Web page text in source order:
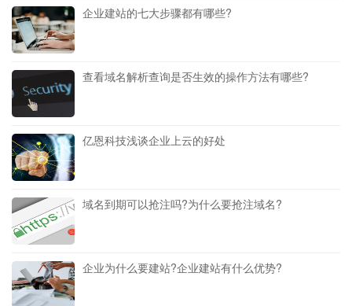
企业建站的七大步骤都有哪些?
查看域名解析查询是否生效的操作方法有哪些?
亿恩科技浅谈企业上云的好处
域名到期可以抢注吗?为什么要抢注域名?
企业为什么要建站?企业建站有什么优势?